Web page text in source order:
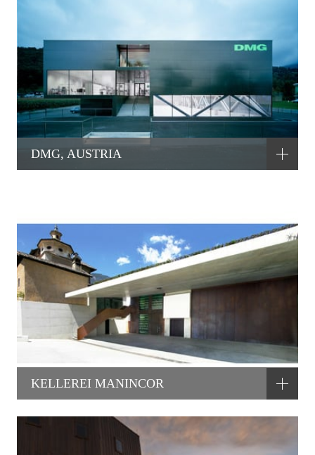
DMG, AUSTRIA
KELLEREI MANINCOR